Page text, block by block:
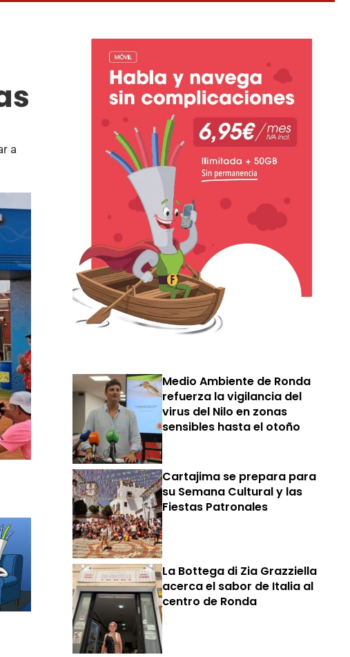
a
Medio Ambiente de Ronda
refuerza la vigilancia del
virus del Nilo en zonas
sensibles hasta el otoño
Cartajima se prepara para
su Semana Cultural y las
Fiestas Patronales
La Bottega di Zia Grazziella
acerca el sabor de Italia al
centro de Ronda